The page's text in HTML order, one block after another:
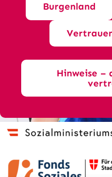
Burgenland
Hinweise –